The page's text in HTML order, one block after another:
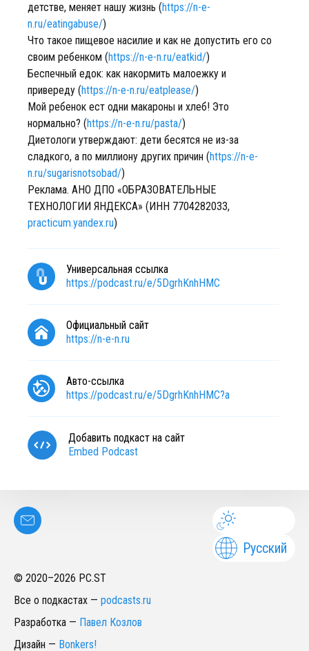
детстве, меняет нашу жизнь (https://n-e-
n.ru/eatingabuse/)
Что такое пищевое насилие и как не допустить его со
своим ребенком (https://n-e-n.ru/eatkid/)
Беспечный едок: как накормить малоежку и
привереду (https://n-e-n.ru/eatplease/)
Мой ребенок ест одни макароны и хлеб! Это
нормально? (https://n-e-n.ru/pasta/)
Диетологи утверждают: дети бесятся не из-за
сладкого, а по миллиону других причин (https://n-e-
n.ru/sugarisnotsobad/)
Реклама. АНО ДПО «ОБРАЗОВАТЕЛЬНЫЕ
ТЕХНОЛОГИИ ЯНДЕКСА» (ИНН 7704282033,
practicum.yandex.ru)
Универсальная ссылка
https://podcast.ru/e/5DgrhKnhHMC
Официальный сайт
https://n-e-n.ru
Авто-ссылка
https://podcast.ru/e/5DgrhKnhHMC?a
Добавить подкаст на сайт
Embed Podcast
Русский
© 2020–2026 PC.ST
Все о подкастах — podcasts.ru
Разработка — Павел Козлов
Дизайн — Bonkers!